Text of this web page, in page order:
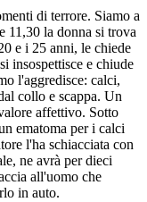
di terrore. Siamo a
11,30 la donna si trova
e i 25 anni, le chiede
insospettisce e chiude
l'aggredisce: calci,
collo e scappa. Un
affettivo. Sotto
ematoma per i calci
l'ha schiacciata con
ne avrà per dieci
all'uomo che
in auto.